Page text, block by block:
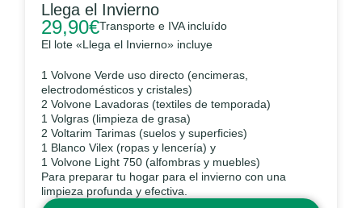
Llega el Invierno
29,90€Transporte e IVA incluído
El lote «Llega el Invierno» incluye
1 Volvone Verde uso directo (encimeras,
electrodomésticos y cristales)
2 Volvone Lavadoras (textiles de temporada)
1 Volgras (limpieza de grasa)
2 Voltarim Tarimas (suelos y superficies)
1 Blanco Vilex (ropas y lencería) y
1 Volvone Light 750 (alfombras y muebles)
Para preparar tu hogar para el invierno con una
limpieza profunda y efectiva.